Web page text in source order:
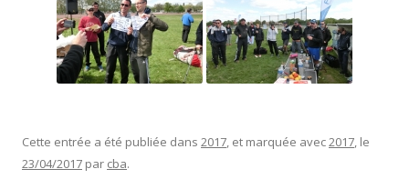
Cette entrée a été publiée dans 2017, et marquée avec2017, le
23/04/2017 par cba.